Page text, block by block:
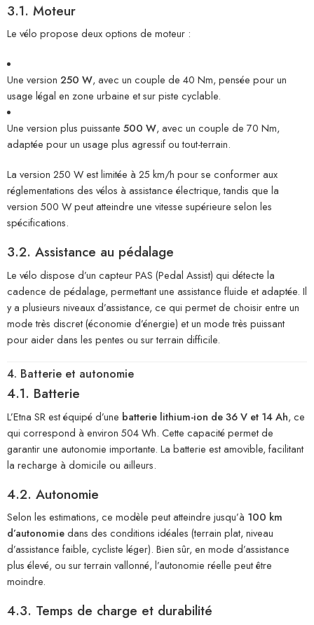
3.1. Moteur
Le vélo propose deux options de moteur :
Une version 250 W, avec un couple de 40 Nm, pensée pour un
usage légal en zone urbaine et sur piste cyclable.
Une version plus puissante 500 W, avec un couple de 70 Nm,
adaptée pour un usage plus agressif ou tout-terrain.
La version 250 W est limitée à 25 km/h pour se conformer aux
réglementations des vélos à assistance électrique, tandis que la
version 500 W peut atteindre une vitesse supérieure selon les
spécifications.
3.2. Assistance au pédalage
Le vélo dispose d’un capteur PAS (Pedal Assist) qui détecte la
cadence de pédalage, permettant une assistance fluide et adaptée. Il
y a plusieurs niveaux d’assistance, ce qui permet de choisir entre un
mode très discret (économie d’énergie) et un mode très puissant
pour aider dans les pentes ou sur terrain difficile.
4. Batterie et autonomie
4.1. Batterie
L’Etna SR est équipé d’une batterie lithium-ion de 36 V et 14 Ah, ce
qui correspond à environ 504 Wh. Cette capacité permet de
garantir une autonomie importante. La batterie est amovible, facilitant
la recharge à domicile ou ailleurs.
4.2. Autonomie
Selon les estimations, ce modèle peut atteindre jusqu’à 100 km
d’autonomiedans des conditions idéales (terrain plat, niveau
d’assistance faible, cycliste léger). Bien sûr, en mode d’assistance
plus élevé, ou sur terrain vallonné, l’autonomie réelle peut être
moindre.
4.3. Temps de charge et durabilité